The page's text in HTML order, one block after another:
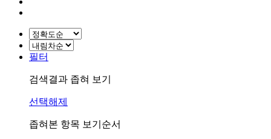
필터
검색결과 좁혀 보기
선택해제
좁혀본 항목 보기순서